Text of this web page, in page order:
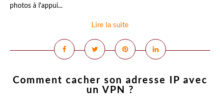
photos à l'appui...
Lire la suite
Comment cacher son adresse IP avec
un VPN ?